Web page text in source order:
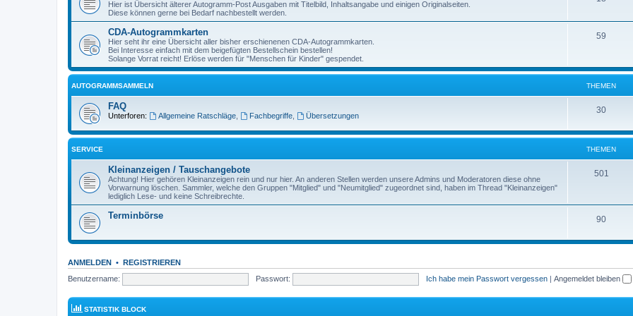
n
e
Hier ist Übersicht älterer Autogramm-Post Ausgaben mit Titelbild, Inhaltsangabe und einigen Originalseiten.
Diese können gerne bei Bedarf nachbestellt werden.
e
n
CDA-Autogrammkarten
Hier seht ihr eine Übersicht aller bisher erschienenen CDA-Autogrammkarten.
Bei Interesse einfach mit dem beigefügten Bestellschein bestellen!
Solange Vorrat reicht! Erlöse werden für "Menschen für Kinder" gespendet.
59
e
m
e
AUTOGRAMMSAMMELN THEMEN
FAQ
Unterforen: Allgemeine Ratschläge, Fachbegriffe, Übersetzungen
30T
e
SERVICE THEMEN
Kleinanzeigen / Tauschangebote
Achtung! Hier gehören Kleinanzeigen rein und nur hier. An anderen Stellen werden unsere Admins und Moderatoren diese ohne
Vorwarnung löschen. Sammler, welche den Gruppen "Mitglied" und "Neumitglied" zugeordnet sind, haben im Thread "Kleinanzeigen"
lediglich Lese- und keine Schreibrechte.
501
e
e
Terminbörse 90T
m
ANMELDEN • REGISTRIEREN
Benutzername:
Passwort: Ich habe mein Passwort vergessen | Angemeldet bleiben
STATISTIK BLOCK